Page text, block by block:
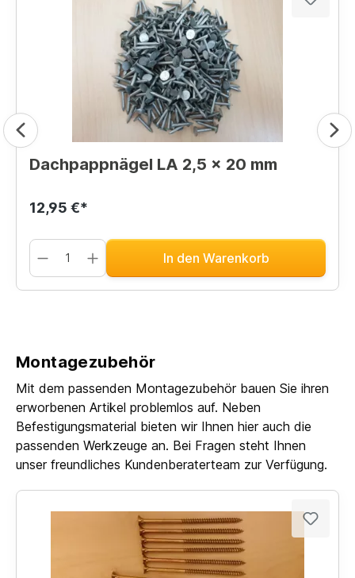
Dachpappnägel LA 2,5 x 20 mm
12,95 €*
In den Warenkorb
Montagezubehör
Mit dem passenden Montagezubehör bauen Sie ihren
erworbenen Artikel problemlos auf. Neben
Befestigungsmaterial bieten wir Ihnen hier auch die
passenden Werkzeuge an. Bei Fragen steht Ihnen
unser freundliches Kundenberaterteam zur Verfügung.